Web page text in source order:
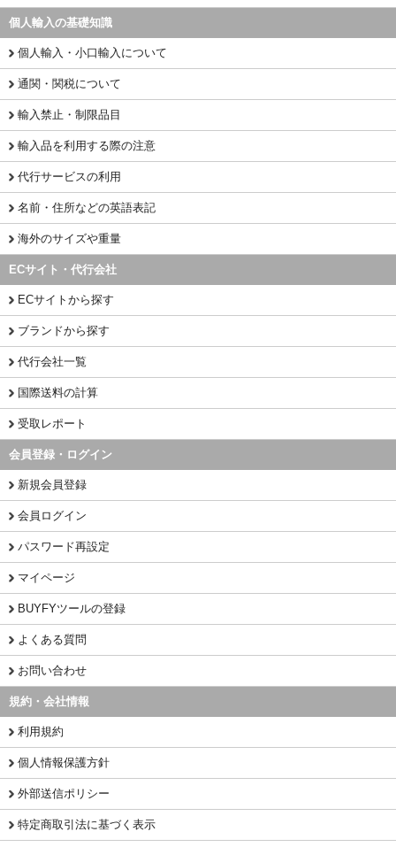
個人輸入の基礎知識
個人輸入・小口輸入について
通関・関税について
輸入禁止・制限品目
輸入品を利用する際の注意
代行サービスの利用
名前・住所などの英語表記
海外のサイズや重量
ECサイト・代行会社
ECサイトから探す
ブランドから探す
代行会社一覧
国際送料の計算
受取レポート
会員登録・ログイン
新規会員登録
会員ログイン
パスワード再設定
マイページ
BUYFYツールの登録
よくある質問
お問い合わせ
規約・会社情報
利用規約
個人情報保護方針
外部送信ポリシー
特定商取引法に基づく表示